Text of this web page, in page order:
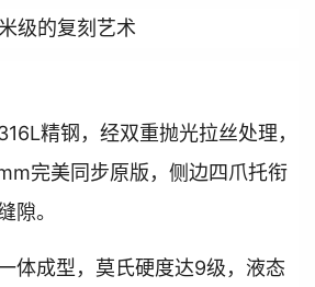
级的复刻艺术
精钢，经双重抛光拉丝处理，
完美同步原版，侧边四爪托衔
隙。
体成型，莫氏硬度达9级，液态